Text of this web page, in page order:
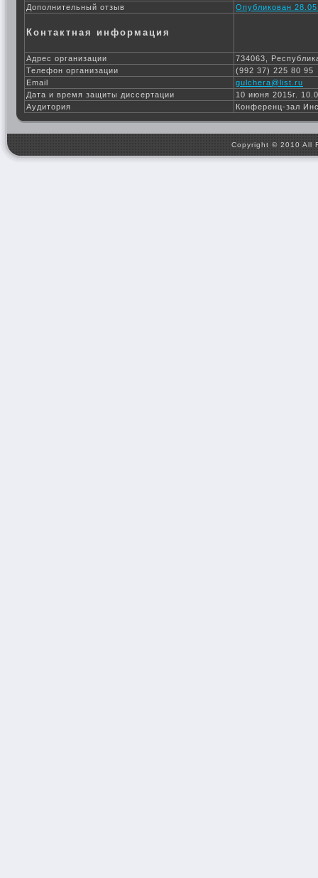
Дополнительный отзыв
Опубликован
Контактная информация
Адрес организации
734063,
Телефон организации
(992 37) 225 80 95
Email
gulchera@list.ru
Дата и время защиты диссертации
10 июня 2015г.
Аудитория
Конференц-зал
Copyright © 2010 All